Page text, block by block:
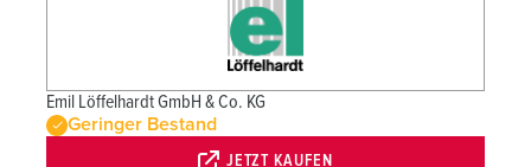
Emil Löffelhardt GmbH & Co. KG
Geringer Bestand
JETZT KAUFEN